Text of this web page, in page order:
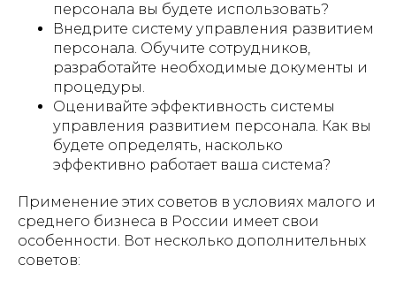
персонала вы будете использовать?
Внедрите систему управления развитием
персонала. Обучите сотрудников,
разработайте необходимые документы и
процедуры.
Оценивайте эффективность системы
управления развитием персонала. Как вы
будете определять, насколько
эффективно работает ваша система?
Применение этих советов в условиях малого и
среднего бизнеса в России имеет свои
особенности. Вот несколько дополнительных
советов: